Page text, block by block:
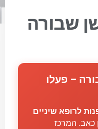
שבורה
– פעלו
לרופא שיניים
כאב. המרכז